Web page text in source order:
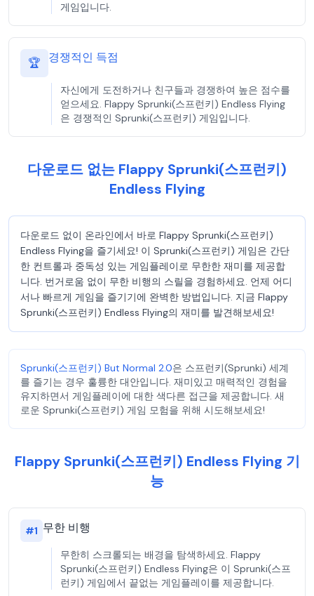
게임입니다.
🏆 경쟁적인 득점
자신에게 도전하거나 친구들과 경쟁하여 높은 점수를
얻으세요. Flappy Sprunki(스프런키) Endless Flying
은 경쟁적인 Sprunki(스프런키) 게임입니다.
다운로드 없는 Flappy Sprunki(스프런키)
Endless Flying
다운로드 없이 온라인에서 바로 Flappy Sprunki(스프런키)
Endless Flying을 즐기세요! 이 Sprunki(스프런키) 게임은 간단
한 컨트롤과 중독성 있는 게임플레이로 무한한 재미를 제공합
니다. 번거로움 없이 무한 비행의 스릴을 경험하세요. 언제 어디
서나 빠르게 게임을 즐기기에 완벽한 방법입니다. 지금 Flappy
Sprunki(스프런키) Endless Flying의 재미를 발견해보세요!
Sprunki(스프런키) But Normal 2.0은 스프런키(Sprunki) 세계
를 즐기는 경우 훌륭한 대안입니다. 재미있고 매력적인 경험을
유지하면서 게임플레이에 대한 색다른 접근을 제공합니다. 새
로운 Sprunki(스프런키) 게임 모험을 위해 시도해보세요!
Flappy Sprunki(스프런키) Endless Flying 기
능
#1 무한 비행
무한히 스크롤되는 배경을 탐색하세요. Flappy
Sprunki(스프런키) Endless Flying은 이 Sprunki(스프
런키) 게임에서 끝없는 게임플레이를 제공합니다.